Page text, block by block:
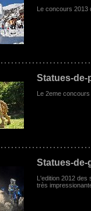
Le concours 2013
Statues-de-
Le 2eme
Statues-de-
L'edition 2012 des
très